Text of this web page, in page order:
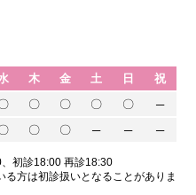
木 金 土 日
祝
〇 〇 〇 〇
─
〇 〇 ─ ─ ─
初診18:00 再診18:30
方は初診扱いとなることがありま